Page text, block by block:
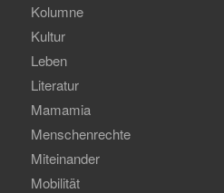
Kolumne
Kultur
Leben
Literatur
Mamamia
Menschenrechte
Miteinander
Mobilität